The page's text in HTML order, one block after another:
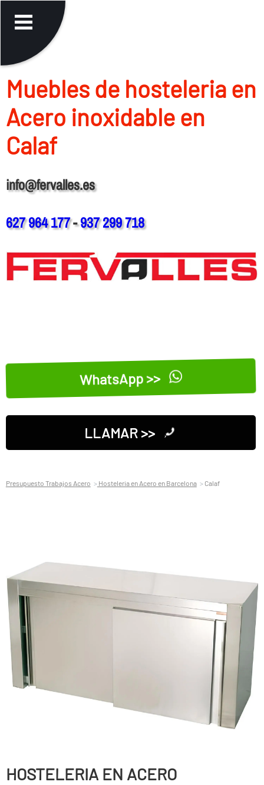
Muebles de hosteleria en
Acero inoxidable en
Calaf
info@fervalles.es
627 964 177-937 299 718
WhatsApp >>
LLAMAR >>
Presupuesto Trabajos Acero Hosteleria en Acero en Barcelona Calaf
HOSTELERIA EN ACERO